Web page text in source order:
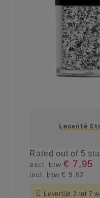
Lecenté
Ratedout of 5
excl. btw€ 7,95
incl. btw€ 9,62
 Levertijd 2 tot 7